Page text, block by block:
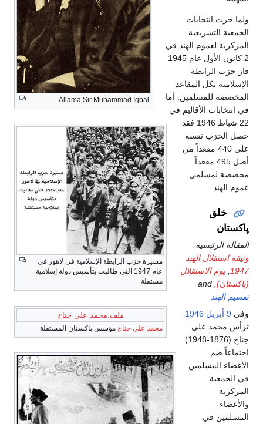
Allama Sir Muhammad Iqbal
مسيرة حزب الرابطة الإسلامية في لاهور في
عام 1947 التي طالبت بتأسيس دولة إسلامية
مستقلة
ملف:محمد علي جناح
محمد علي جناج مؤسس پاكستان المستقلة
ولما جرت انتخابات
الجمعية التشريعية
المركزية لعموم الهند في
2 كانون الأول عام 1945
فاز حزب الرابطة
الإسلامية بكل المقاعد
المخصصة للمسلمين. أما
في انتخابات الأقاليم في
22 شباط 1946 فقد
حصل الحزب نفسه
على 440 مقعداً من
أصل 495 مقعداً
مخصصة لمسلمي
عموم الهند.
خلق
پاكستان
المقالة الرئيسية:
وثيقة استقلال الهند
1947
يوم الاستقلال
(پاكستان)
تقسيم الهند
وفي 9 أبريل
1946
ترأس محمد علي
جناح (1876-1948)
اجتماعاً ضم
الأعضاء المسلمين
في الجمعية
المركزية
والأعضاء
المسلمين في